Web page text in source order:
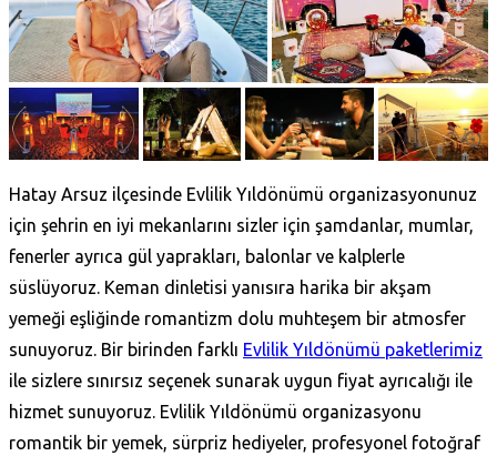
Hatay Arsuz ilçesinde Evlilik Yıldönümü organizasyonunuz
için şehrin en iyi mekanlarını sizler için şamdanlar, mumlar,
fenerler ayrıca gül yaprakları, balonlar ve kalplerle
süslüyoruz. Keman dinletisi yanısıra harika bir akşam
yemeği eşliğinde romantizm dolu muhteşem bir atmosfer
sunuyoruz. Bir birinden farklı Evlilik Yıldönümü paketlerimiz
ile sizlere sınırsız seçenek sunarak uygun fiyat ayrıcalığı ile
hizmet sunuyoruz. Evlilik Yıldönümü organizasyonu
romantik bir yemek, sürpriz hediyeler, profesyonel fotoğraf